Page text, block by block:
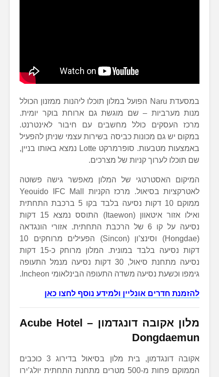
במסעדת Naru הפועל במלון תוכלו ליהנות ממזנון הכולל
מנות מערביות – שם מוגשת גם ארוחת בוקר יומית.
מרכז העסקים כולל מחשבים עם חיבור לאינטרנט.
במקום יש גם מכונות כביסה בשירות עצמי שניתן להפעיל
באמצעות מטבעות. סופרמרקט Lotte נמצא באותו בניין,
שם תוכלו לערוך קניות של מצרכים.
המיקום האסטרטגי של המלון מאפשר גישה פשוטה
לאטרקציות בסיאול. מרכז הקניות Yeouido IFC Mall
ממוקם 10 דקות נסיעה בלבד בקו 5 ברכבת התחתית
ואילו אזור איטאוון (Itaewon) התוסס נמצא 15 דקות
נסיעה על קו 6 של הרכבת התחתית. אזורי הונגדאה
(Hongdae) וסינצ’ון (Sincon) הפעילים מרוחקים 10
דקות נסיעה בלבד במונית. המלון מרוחק כ-15 דקות
נסיעה מתחנת סיאול, 30 דקות נסיעה מנמל התעופה
גימפו וכשעת נסיעה משדה התעופה הבינלאומי Incheon.
להזמנת חדרים אונליין ולמידע נוסף לחצו כאן
מלון אקובה דונגדמון – Acube Hotel
Dongdaemun
אקובה דונגדמון, בית מלון בסיאול בדירוג 3 כוכבים
הממוקם פחות מ-500 מטרים מתחנת התחתית יולג’ירו